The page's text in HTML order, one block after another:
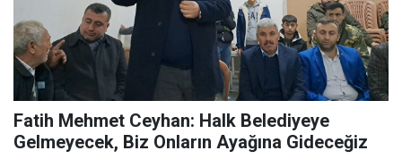
Fatih Mehmet Ceyhan: Halk Belediyeye
Gelmeyecek, Biz Onların Ayağına Gideceğiz